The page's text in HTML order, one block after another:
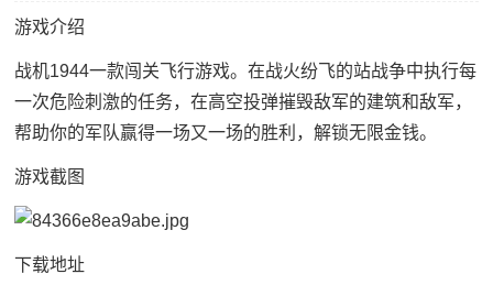
游戏介绍
战机1944一款闯关飞行游戏。在战火纷飞的站战争中执行每
一次危险刺激的任务，在高空投弹摧毁敌军的建筑和敌军，
帮助你的军队赢得一场又一场的胜利，解锁无限金钱。
游戏截图
下载地址